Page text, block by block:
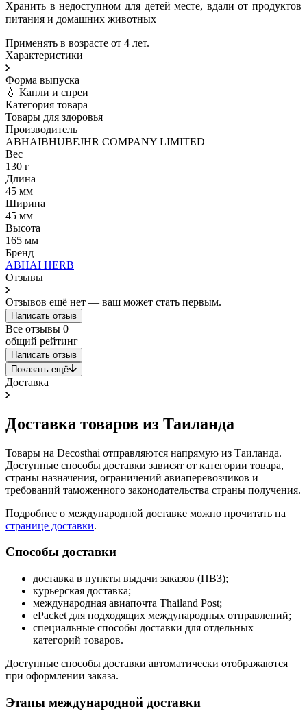
Хранить в недоступном для детей месте, вдали от продуктов
питания и домашних животных
Применять в возрасте от 4 лет.
Характеристики
Форма выпуска
💧 Капли и спреи
Категория товара
Товары для здоровья
Производитель
ABHAIBHUBEJHR COMPANY LIMITED
Вес
130 г
Длина
45 мм
Ширина
45 мм
Высота
165 мм
Бренд
ABHAI HERB
Отзывы
Отзывов ещё нет — ваш может стать первым.
Написать отзыв
Все отзывы 0
общий рейтинг
Написать отзыв
Показать ещё
Доставка
Доставка товаров из Таиланда
Товары на Decosthai отправляются напрямую из Таиланда.
Доступные способы доставки зависят от категории товара,
страны назначения, ограничений авиаперевозчиков и
требований таможенного законодательства страны получения.
Подробнее о международной доставке можно прочитать на
странице доставки.
Способы доставки
доставка в пункты выдачи заказов (ПВЗ);
курьерская доставка;
международная авиапочта Thailand Post;
ePacket для подходящих международных отправлений;
специальные способы доставки для отдельных
категорий товаров.
Доступные способы доставки автоматически отображаются
при оформлении заказа.
Этапы международной доставки